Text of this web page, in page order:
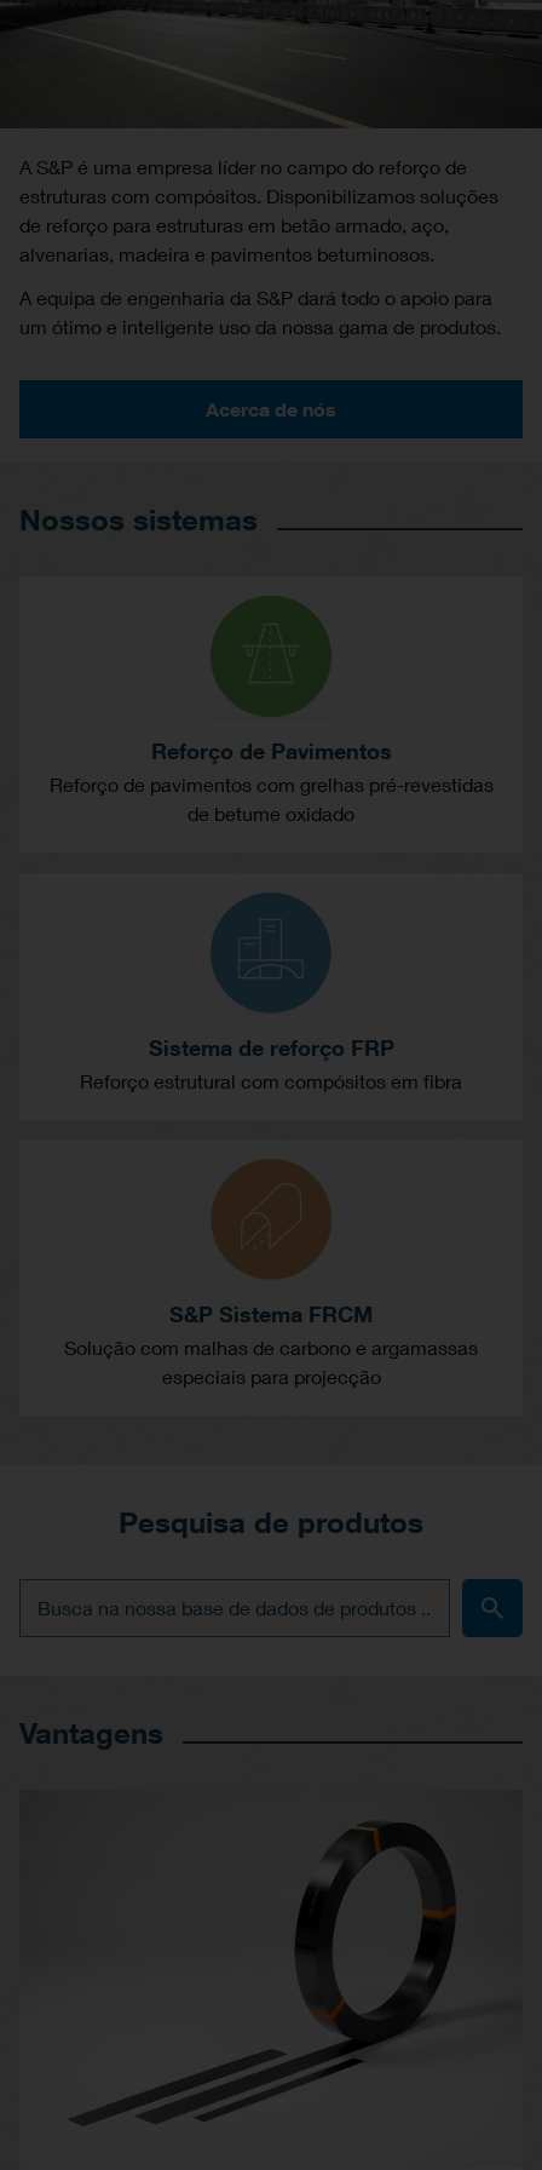
A S&P é uma empresa líder no campo do reforço de
estruturas com compósitos. Disponibilizamos soluções
de reforço para estruturas em betão armado, aço,
alvenarias, madeira e pavimentos betuminosos.
A equipa de engenharia da S&P dará todo o apoio para
um ótimo e inteligente uso da nossa gama de produtos.
Acerca de nós
Nossos sistemas
Reforço de Pavimentos
Reforço de pavimentos com grelhas pré-revestidas
de betume oxidado
Sistema de reforço FRP
Reforço estrutural com compósitos em fibra
S&P Sistema FRCM
Solução com malhas de carbono e argamassas
especiais para projecção
Pesquisa de produtos
Vantagens